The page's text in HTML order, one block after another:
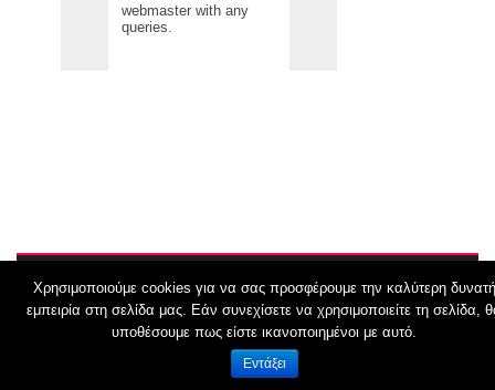
© 2026ΤΥΠΟΣ & ΥΠΟΓΡΑΜΜΟΣ…
Όροι Χρήσης schoolpress.sch.gr|Δήλωση προσβασιμότητας
Χρησιμοποιούμε cookies για να σας προσφέρουμε την καλύτερη δυνατή
εμπειρία στη σελίδα μας. Εάν συνεχίσετε να χρησιμοποιείτε τη σελίδα,
υποθέσουμε πως είστε ικανοποιημένοι με αυτό.
Εντάξει